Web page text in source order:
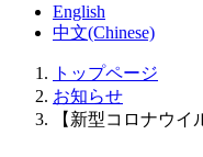
English
中文(Chinese)
トップページ
お知らせ
【新型コロナウ